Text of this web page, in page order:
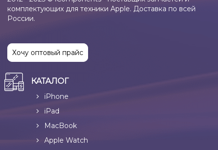
комплектующих для техники Apple. Доставка по всей
России.
Хочу оптовый прайс
КАТАЛОГ
iPhone
iPad
MacBook
Apple Watch